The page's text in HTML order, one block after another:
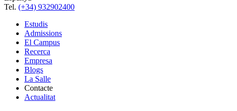
Tel. (+34) 932902400
Estudis
Admissions
El Campus
Recerca
Empresa
Blogs
La Salle
Contacte
Actualitat